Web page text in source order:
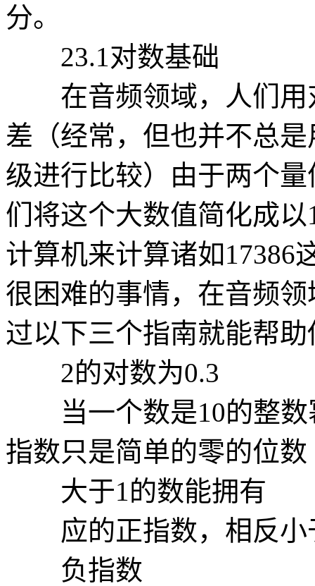
分。
23.1对数基础
在音频领域，人们用
差（经常，但也并不总
级进行比较）由于两个
们将这个大数值简化成
计算机来计算诸如17386
很困难的事情，在音频
过以下三个指南就能帮
2的对数为0.3
当一个数是10的整数
指数只是简单的零的位数
大于1的数能拥有
应的正指数，相反小
负指数